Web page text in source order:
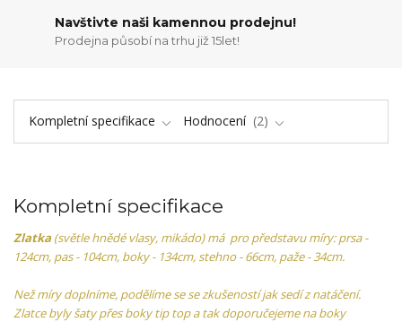
Navštivte naši kamennou prodejnu!
Prodejna působí na trhu již 15let!
Kompletní specifikace Hodnocení 2
Kompletní specifikace
Zlatka(světle hnědé vlasy, mikádo) má pro představu míry: prsa -
124cm, pas - 104cm, boky - 134cm, stehno - 66cm, paže - 34cm.
Než míry doplníme, podělíme se se zkušeností jak sedí z natáčení.
Zlatce byly šaty přes boky tip top a tak doporučejeme na boky